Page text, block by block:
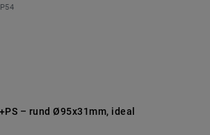
– rund Ø95x31mm, ideal